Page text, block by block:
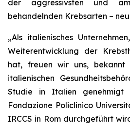
der aggressivsten und
behandelnden Krebsarten –
„Als italienisches
Weiterentwicklung der
hat, freuen wir uns,
italienischen
Studie in Italien
Fondazione Policlinico
IRCCS in Rom durchgeführt